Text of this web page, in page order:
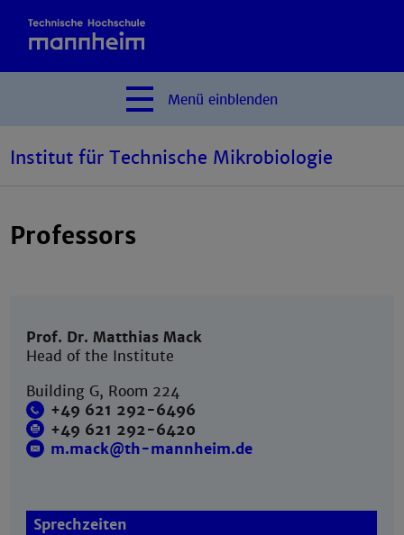
Menü einblenden
Institut für Technische Mikrobiologie
Professors
Prof. Dr. Matthias Mack
Head of the Institute
Building G, Room 224
+49 621 292-6496
+49 621 292-6420
m.mack@th-mannheim.de
Sprechzeiten